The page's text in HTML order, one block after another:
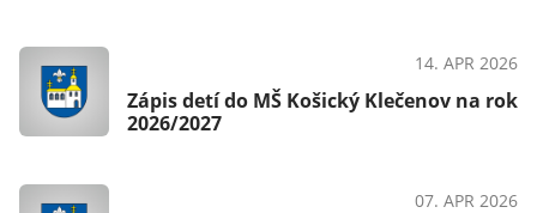
14. APR 2026
Zápis detí do MŠ Košický Klečenov na rok
2026/2027
07. APR 2026